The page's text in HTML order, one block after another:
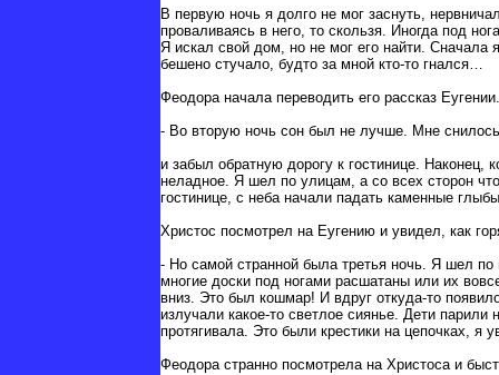
В первую ночь я долго не мог заснуть,
проваливаясь в него, то скользя. Иногда под
Я искал свой дом, но не мог его найти.
бешено стучало, будто за мной кто-то гнался…
Феодора начала переводить его рассказ
- Во вторую ночь сон был не лучше. Мне
и забыл обратную дорогу к гостинице. Наконец,
неладное. Я шел по улицам, а со всех сторон
гостинице, с неба начали падать каменные
Христос посмотрел на Еугению и увидел, как
- Но самой странной была третья ночь. Я шел
многие доски под ногами расшатаны или их
вниз. Это был кошмар! И вдруг откуда-то
излучали какое-то светлое сиянье. Дети
протягивала. Это были крестики на цепочках,
Феодора странно посмотрела на Христоса и